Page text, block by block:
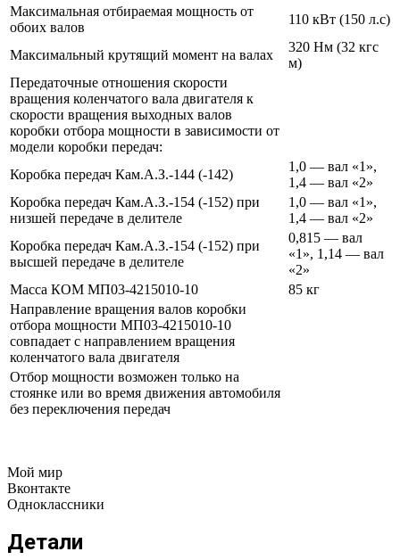
Максимальная отбираемая мощность от
обоих валов
110 кВт (150 л.с)
Максимальный крутящий момент на валах
320 Нм (32 кгс
м)
Передаточные отношения скорости
вращения коленчатого вала двигателя к
скорости вращения выходных валов
коробки отбора мощности в зависимости от
модели коробки передач:
Коробка передач Кам.А.З.-144 (-142)
1,0 — вал «1»,
1,4 — вал «2»
Коробка передач Кам.А.З.-154 (-152) при
низшей передаче в делителе
1,0 — вал «1»,
1,4 — вал «2»
Коробка передач Кам.А.З.-154 (-152) при
высшей передаче в делителе
0,815 — вал
«1», 1,14 — вал
«2»
Масса КОМ МП03-4215010-10
85 кг
Направление вращения валов коробки
отбора мощности МП03-4215010-10
совпадает с направлением вращения
коленчатого вала двигателя
Отбор мощности возможен только на
стоянке или во время движения автомобиля
без переключения передач
Мой мир
Вконтакте
Одноклассники
Детали